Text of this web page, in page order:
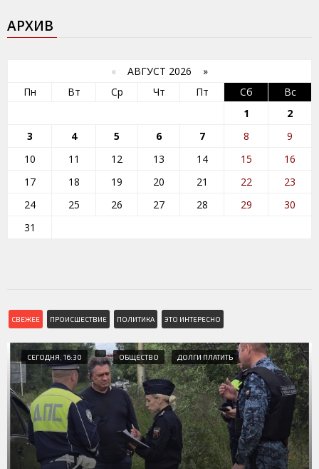
АРХИВ
« АВГУСТ 2026 »
Пн
Вт Ср Чт Пт Сб
Вс
1
2
3
4 5 6 7 8
9
10
11 12 13 14 15
16
17
18 19 20 21 22
23
24
25 26 27 28 29
30
31
СВЕЖЕЕ ПРОИСШЕСТВИЕ ПОЛИТИКА ЭТО ИНТЕРЕСНО
СЕГОДНЯ, 16:30 ОБЩЕСТВО ДОЛГИ ПЛАТИТЬ